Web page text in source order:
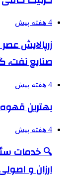
4 هفته پیش
صنایع نفت،
4 هفته پیش
بهترین
4 هفته پیش
ارزان و